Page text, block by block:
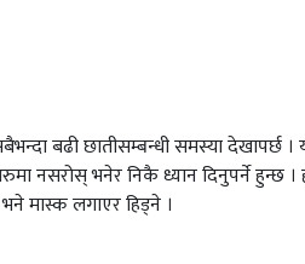
बढी छातीसम्बन्धी समस्या देखापर्छ
नसरोस् भनेर निकै ध्यान दिनुपर्ने हुन्छ
मास्क लगाएर हिड्ने ।